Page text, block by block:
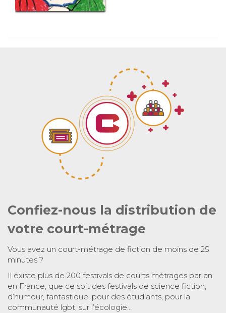
Confiez-nous la distribution de
votre court-métrage
Vous avez un court-métrage de fiction de moins de 25
minutes ?
Il existe plus de 200 festivals de courts métrages par an
en France, que ce soit des festivals de science fiction,
d’humour, fantastique, pour des étudiants, pour la
communauté lgbt, sur l’écologie…